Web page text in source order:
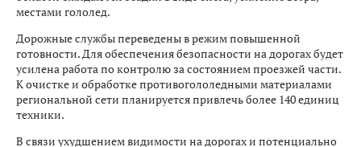
местами гололед.
Дорожные службы переведены в режим повышенной
готовности. Для обеспечения безопасности на дорогах будет
усилена работа по контролю за состоянием проезжей части.
К очистке и обработке противогололедными материалами
региональной сети планируется привлечь более 140 единиц
техники.
В связи ухудшением видимости на дорогах и потенциально